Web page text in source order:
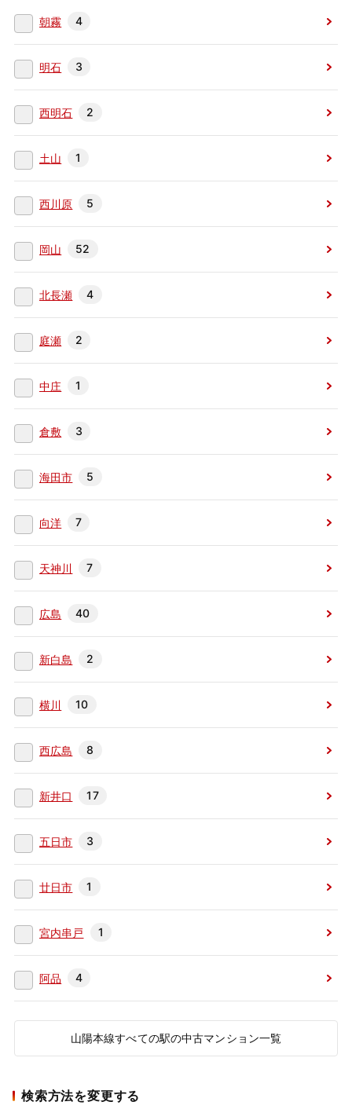
朝霧 4
明石 3
西明石 2
土山 1
西川原 5
岡山 52
北長瀬 4
庭瀬 2
中庄 1
倉敷 3
海田市 5
向洋 7
天神川 7
広島 40
新白島 2
横川 10
西広島 8
新井口 17
五日市 3
廿日市 1
宮内串戸 1
阿品 4
山陽本線すべての駅の中古マンション一覧
検索方法を変更する